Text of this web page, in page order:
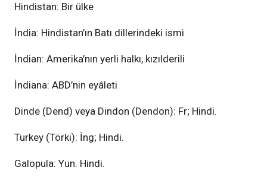
Hindistan: Bir ülke
İndia: Hindistan’ın Batı dillerindeki ismi
İndian: Amerika’nın yerli halkı, kızılderili
İndiana: ABD’nin eyâleti
Dinde (Dend) veya Dindon (Dendon): Fr; Hindi.
Turkey (Törki): İng; Hindi.
Galopula: Yun. Hindi.